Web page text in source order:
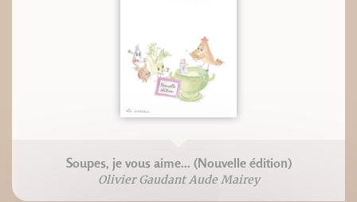
Soupes, je vous aime... (Nouvelle édition)
Olivier Gaudant Aude Mairey